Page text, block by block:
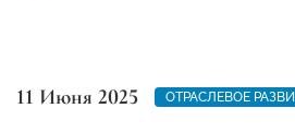
11 Июня 2025 ОТРАСЛЕВОЕ